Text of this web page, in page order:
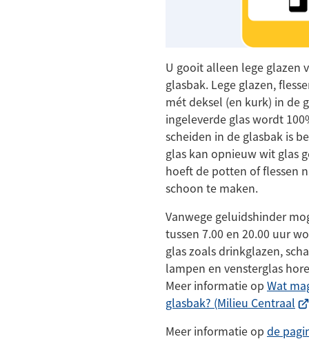
U gooit alleen lege glazen
glasbak. Lege glazen,
mét deksel (en kurk) in de
ingeleverde glas wordt
scheiden in de glasbak is
glas kan opnieuw wit glas
hoeft de potten of flessen
schoon te maken.
Vanwege geluidshinder
tussen 7.00 en 20.00 uur
glas zoals drinkglazen,
lampen en vensterglas
Meer informatie op Wat
glasbak? (Milieu Centraal
Meer informatie op de